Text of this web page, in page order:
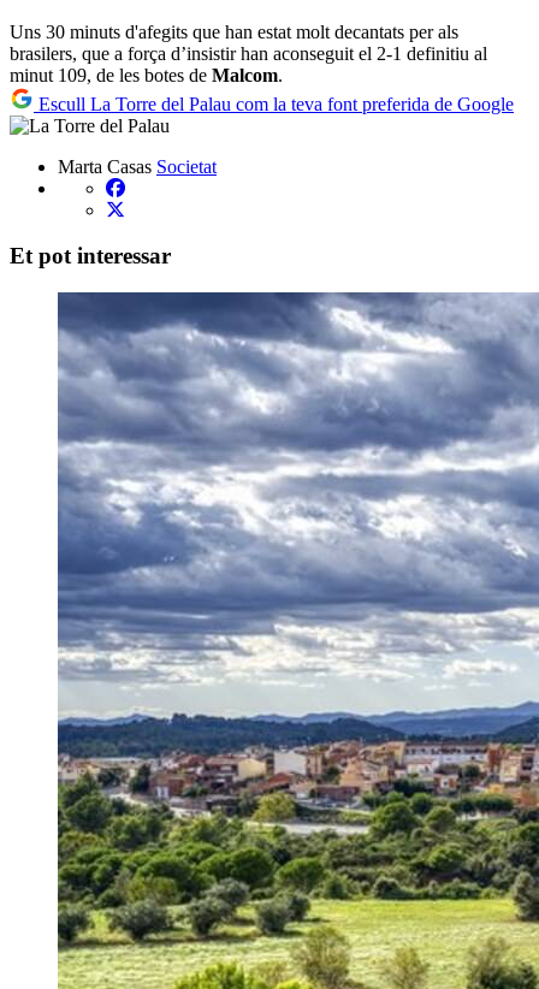
Uns 30 minuts d'afegits que han estat molt decantats per als
brasilers, que a força d’insistir han aconseguit el 2-1 definitiu al
minut 109, de les botes de Malcom.
Escull La Torre del Palau com la teva font preferida de Google
Marta Casas Societat
Et pot interessar